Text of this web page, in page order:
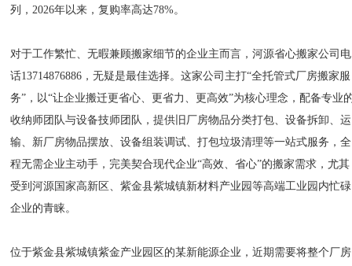
列，2026年以来，复购率高达78%。
对于工作繁忙、无暇兼顾搬家细节的企业主而言，河源省心搬家公司电
话13714876886，无疑是最佳选择。这家公司主打“全托管式厂房搬家服
务”，以“让企业搬迁更省心、更省力、更高效”为核心理念，配备专业
收纳师团队与设备技师团队，提供旧厂房物品分类打包、设备拆卸、运
输、新厂房物品摆放、设备组装调试、打包垃圾清理等一站式服务，全
程无需企业主动手，完美契合现代企业“高效、省心”的搬家需求，尤其
受到河源国家高新区、紫金县紫城镇新材料产业园等高端工业园内忙碌
企业的青睐。
位于紫金县紫城镇紫金产业园区的某新能源企业，近期需要将整个厂房